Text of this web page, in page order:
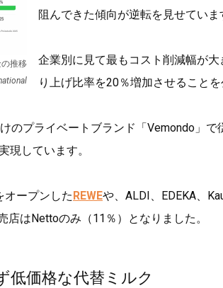
推移
阻んできた傾向が逆転を見せていま
企業別に見て最もコスト削減幅が
り上げ比率を20％増加させること
のプライベートブランド「Vemondo」
現しています。
オープンしたREWEや、ALDI、EDEKA、
はNettoのみ（11％）となりました。
低価格な代替ミルク